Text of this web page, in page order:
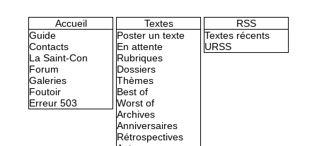
Accueil
Guide
Contacts
La Saint-Con
Forum
Galeries
Foutoir
Erreur 503
Textes
Poster un texte
En attente
Rubriques
Dossiers
Thèmes
Best of
Worst of
Archives
Anniversaires
Rétrospectives
RSS
Textes récents
URSS